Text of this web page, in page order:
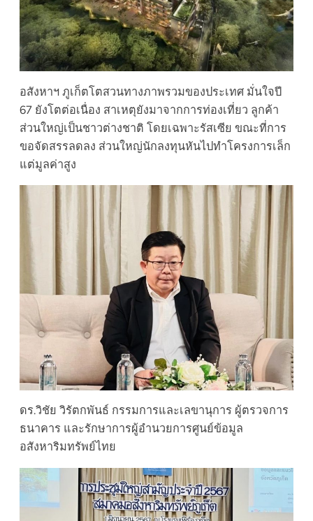
อสังหาฯ ภูเก็ตโตสวนทางภาพรวมของประเทศ มั่นใจปี
67 ยังโตต่อเนื่อง สาเหตุยังมาจากการท่องเที่ยว ลูกค้า
ส่วนใหญ่เป็นชาวต่างชาติ โดยเฉพาะรัสเซีย ขณะที่การ
ขอจัดสรรลดลง ส่วนใหญ่นักลงทุนหันไปทำโครงการเล็ก
แต่มูลค่าสูง
ดร.วิชัย วิรัตกพันธ์ กรรมการและเลขานุการ ผู้ตรวจการ
ธนาคาร และรักษาการผู้อำนวยการศูนย์ข้อมูล
อสังหาริมทรัพย์ไทย